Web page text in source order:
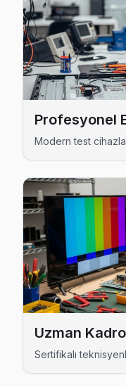
Meclis Sanyo
Sanyo marka
Meclis Sanyo
Merve'de Sanyo
Sancaktepe
Mevlana
Sanyo TV'de T-
Sanyo Servis
Osmangazi
Sancaktepe'nın
Sancaktepe
Paşaköy Sanyo
Profesyonel
Modern test
Uzman Kadro
Sertifikalı